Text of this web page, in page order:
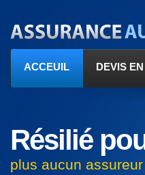
ACCEUIL DEVIS
Résilié
plus aucun